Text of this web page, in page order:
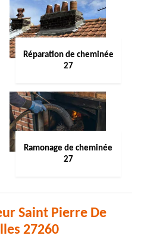
Réparation de cheminée
27
Ramonage de cheminée
27
Saint Pierre De
27260